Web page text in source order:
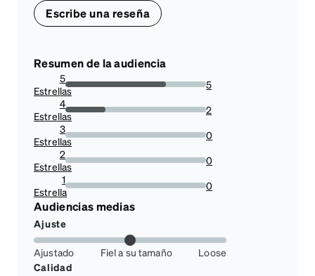
Escribe una reseña
Resumen de la audiencia
5
Estrellas71.42857142857143%
5
4
Estrellas28.57142857142857%
2
3
Estrellas
0%
0
2
Estrellas
0%
0
1
Estrella0%
0
Audiencias medias
Ajuste
Ajustado Fiel a su tamaño
Loose
Calidad